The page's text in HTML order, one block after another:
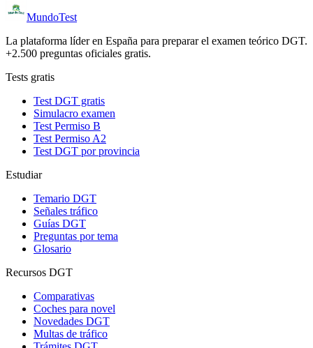
MundoTest
La plataforma líder en España para preparar el examen teórico DGT.
+2.500 preguntas oficiales gratis.
Tests gratis
Test DGT gratis
Simulacro examen
Test Permiso B
Test Permiso A2
Test DGT por provincia
Estudiar
Temario DGT
Señales tráfico
Guías DGT
Preguntas por tema
Glosario
Recursos DGT
Comparativas
Coches para novel
Novedades DGT
Multas de tráfico